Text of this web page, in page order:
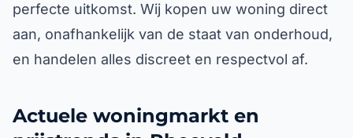
perfecte uitkomst. Wij kopen uw woning direct
aan, onafhankelijk van de staat van onderhoud,
en handelen alles discreet en respectvol af.
Actuele woningmarkt en